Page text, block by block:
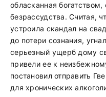
обласканная
безрассудства. Считая,
устроила скандал на
до потери сознания,
серьезный ущерб дому
привели ее к
постановил отправить
для хронических